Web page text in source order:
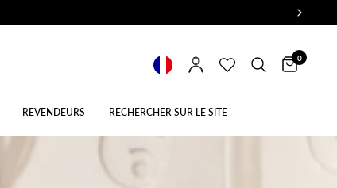
0
REVENDEURS RECHERCHER SUR LE SITE